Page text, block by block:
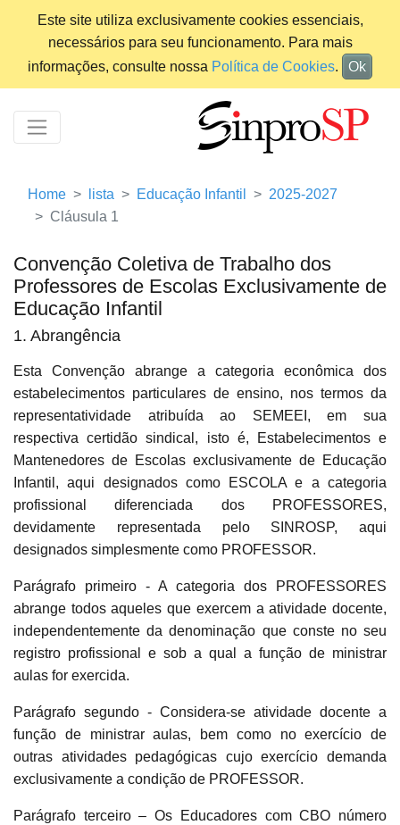
Este site utiliza exclusivamente cookies essenciais,
necessários para seu funcionamento. Para mais
informações, consulte nossa Política de Cookies. Ok
Home lista Educação Infantil
2025-2027
Cláusula 1
Convenção Coletiva de Trabalho dos
Professores de Escolas Exclusivamente de
Educação Infantil
1. Abrangência
Esta Convenção abrange a categoria econômica dos
estabelecimentos particulares de ensino, nos termos da
representatividade atribuída ao SEMEEI, em sua
respectiva certidão sindical, isto é, Estabelecimentos e
Mantenedores de Escolas exclusivamente de Educação
Infantil, aqui designados como ESCOLA e a categoria
profissional diferenciada dos PROFESSORES,
devidamente representada pelo SINROSP, aqui
designados simplesmente como PROFESSOR.
Parágrafo primeiro - A categoria dos PROFESSORES
abrange todos aqueles que exercem a atividade docente,
independentemente da denominação que conste no seu
registro profissional e sob a qual a função de ministrar
aulas for exercida.
Parágrafo segundo - Considera-se atividade docente a
função de ministrar aulas, bem como no exercício de
outras atividades pedagógicas cujo exercício demanda
exclusivamente a condição de PROFESSOR.
Parágrafo terceiro – Os Educadores com CBO número